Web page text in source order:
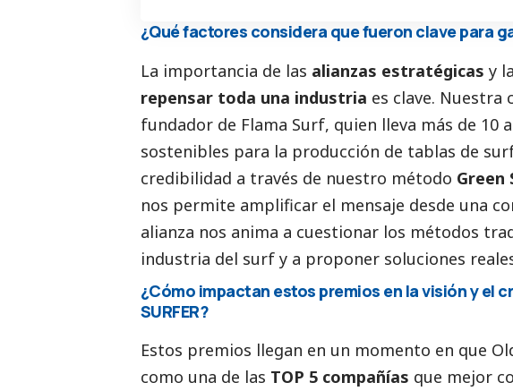
¿Qué factores considera que fueron clave para
La importancia de las alianzas estratégicas y
repensar toda una industria es clave. Nuestra
fundador de Flama Surf, quien lleva más de 10
sostenibles para la producción de tablas de
credibilidad a través de nuestro método Green
nos permite amplificar el mensaje desde una
alianza nos anima a cuestionar los métodos
industria del surf y a proponer soluciones
¿Cómo impactan estos premios en la visión y el
SURFER?
Estos premios llegan en un momento en que
como una de las TOP 5 compañías que mejor